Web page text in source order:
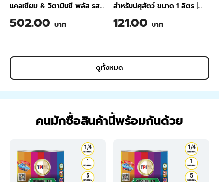
แคลเซียม & วิตามินซี พลัส รส
สับปะรด ขนาด 200 กรัม
502.00 บาท
สำหรับปศุสัตว์ ขนาด 1 ลิตร |
TPI BIO-SAN Organic
Wastewater Treatment for
121.00 บาท
ดูทั้งหมด
คนมักซื้อสินค้านี้พร้อมกันด้วย